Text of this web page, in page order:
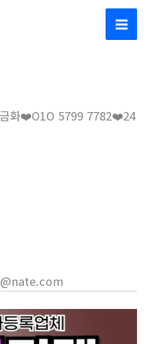
Main
금화❤️O1O 5799 7782❤️24